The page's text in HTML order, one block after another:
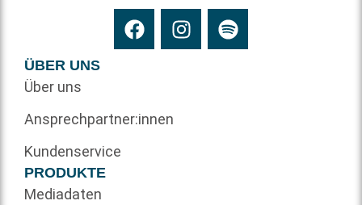
ÜBER UNS
Über uns
Ansprechpartner:innen
Kundenservice
PRODUKTE
Mediadaten